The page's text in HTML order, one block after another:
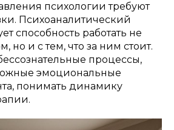
психологии требуют
Психоаналитический
способность работать не
но и с тем, что за ним стоит.
процессы,
эмоциональные
понимать динамику